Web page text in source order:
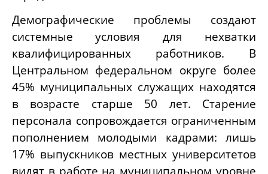
Демографические проблемы создают
системные условия для нехватки
квалифицированных работников. В
Центральном федеральном округе более
45% муниципальных служащих находятся
в возрасте старше 50 лет. Старение
персонала сопровождается ограниченным
пополнением молодыми кадрами: лишь
17% выпускников местных университетов
видят в работе на муниципальном уровне